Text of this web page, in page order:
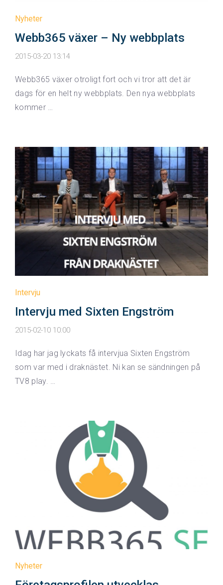
Nyheter
Webb365 växer – Ny webbplats
2015-03-20 13:14
Webb365 växer otroligt fort och vi tror att det är
dags för en helt ny webbplats. Den nya webbplats
kommer …
Intervju
Intervju med Sixten Engström
2015-02-10 10:00
Idag har jag lyckats få intervjua Sixten Engström
som var med i draknästet. Ni kan se sändningen på
TV8 play. …
Nyheter